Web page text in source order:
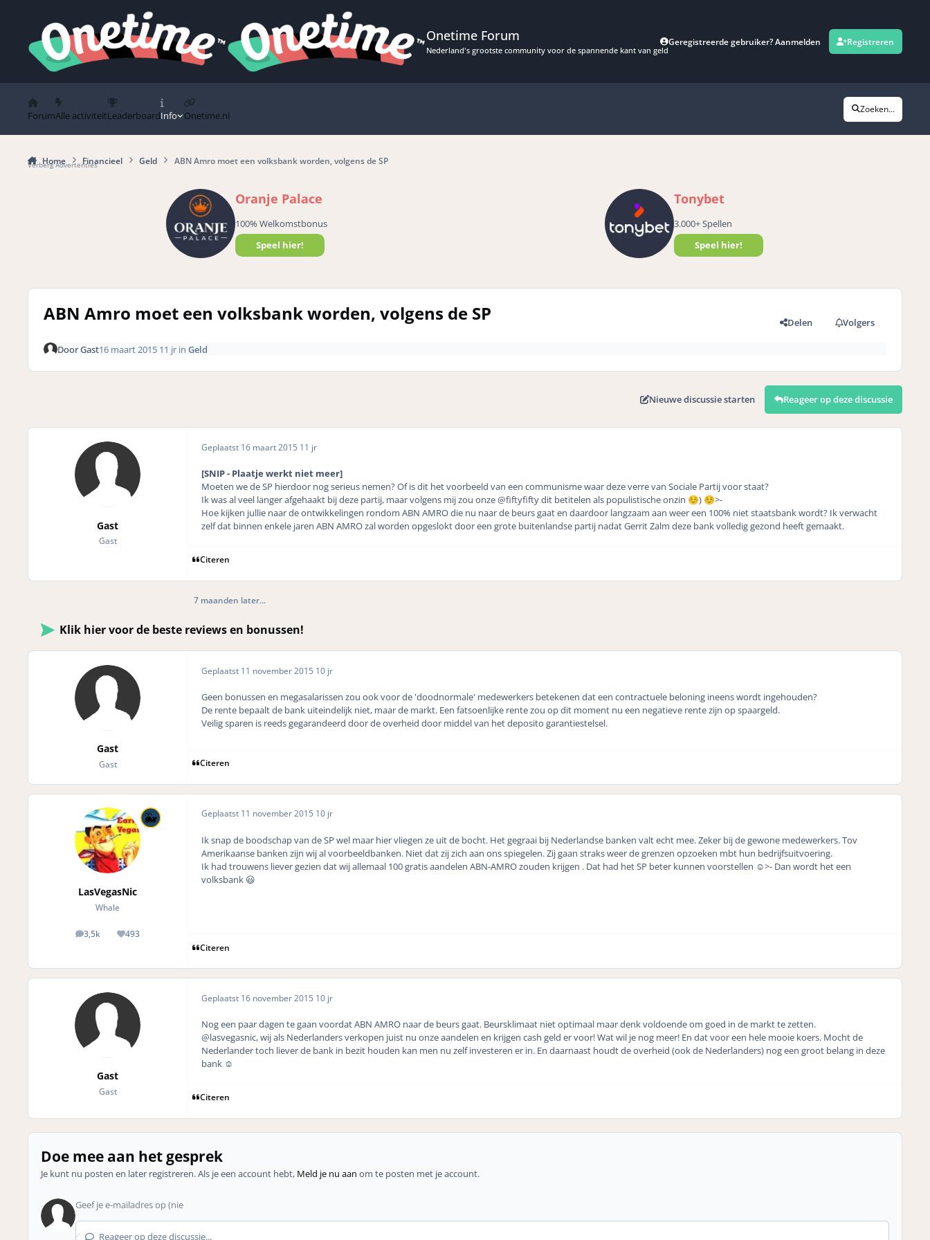
Onetime Forum
Nederland's grootste community voor de spannende kant van geld
Geregistreerde gebruiker? Aanmelden Registreren
ForumAlle activiteitLeaderboardInfo Onetime.nl
Zoeken...
Home Financieel Geld ABN Amro moet een volksbank worden, volgens de SP
Verberg Advertenties
Oranje Palace
100% Welkomstbonus
Speel hier!
Tonybet
3.000+ Spellen
Speel hier!
ABN Amro moet een volksbank worden, volgens de SP Delen Volgers
DoorGast16 maart 2015 11 jrin Geld
Nieuwe discussie starten Reageer op deze discussie
Gast
Gast
Geplaatst 16 maart 2015 11 jr
[SNIP - Plaatje werkt niet meer]
Moeten we de SP hierdoor nog serieus nemen? Of is dit het voorbeeld van een communisme waar deze verre van Sociale Partij voor staat?
Ik was al veel langer afgehaakt bij deze partij, maar volgens mij zou onze @fiftyfifty dit betitelen als populistische onzin ☺️) ☺️>-
Hoe kijken jullie naar de ontwikkelingen rondom ABN AMRO die nu naar de beurs gaat en daardoor langzaam aan weer een 100% niet staatsbank wordt? Ik verwacht
zelf dat binnen enkele jaren ABN AMRO zal worden opgeslokt door een grote buitenlandse partij nadat Gerrit Zalm deze bank volledig gezond heeft gemaakt.
Citeren
7 maanden later...
Klik hier voor de beste reviews en bonussen!
Gast
Gast
Geplaatst 11 november 2015 10 jr
Geen bonussen en megasalarissen zou ook voor de 'doodnormale' medewerkers betekenen dat een contractuele beloning ineens wordt ingehouden?
De rente bepaalt de bank uiteindelijk niet, maar de markt. Een fatsoenlijke rente zou op dit moment nu een negatieve rente zijn op spaargeld.
Veilig sparen is reeds gegarandeerd door de overheid door middel van het deposito garantiestelsel.
Citeren
LasVegasNic
Whale
3,5k
posts 493
Reputation
Geplaatst 11 november 2015 10 jr
Ik snap de boodschap van de SP wel maar hier vliegen ze uit de bocht. Het gegraai bij Nederlandse banken valt echt mee. Zeker bij de gewone medewerkers. Tov
Amerikaanse banken zijn wij al voorbeeldbanken. Niet dat zij zich aan ons spiegelen. Zij gaan straks weer de grenzen opzoeken mbt hun bedrijfsuitvoering.
Ik had trouwens liever gezien dat wij allemaal 100 gratis aandelen ABN-AMRO zouden krijgen . Dat had het SP beter kunnen voorstellen ☺️>- Dan wordt het een
volksbank 😃
Citeren
Gast
Gast
Geplaatst 16 november 2015 10 jr
Nog een paar dagen te gaan voordat ABN AMRO naar de beurs gaat. Beursklimaat niet optimaal maar denk voldoende om goed in de markt te zetten.
@lasvegasnic, wij als Nederlanders verkopen juist nu onze aandelen en krijgen cash geld er voor! Wat wil je nog meer! En dat voor een hele mooie koers. Mocht de
Nederlander toch liever de bank in bezit houden kan men nu zelf investeren er in. En daarnaast houdt de overheid (ook de Nederlanders) nog een groot belang in deze
bank ☺️
Citeren
Doe mee aan het gesprek
Je kunt nu posten en later registreren. Als je een account hebt, Meld je nu aan om te posten met je account.
Reageer op deze discussie...